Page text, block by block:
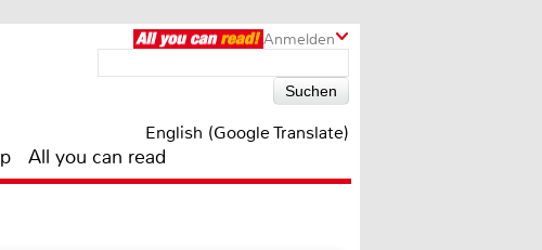
Anmelden
English (Google Translate)
All you can read